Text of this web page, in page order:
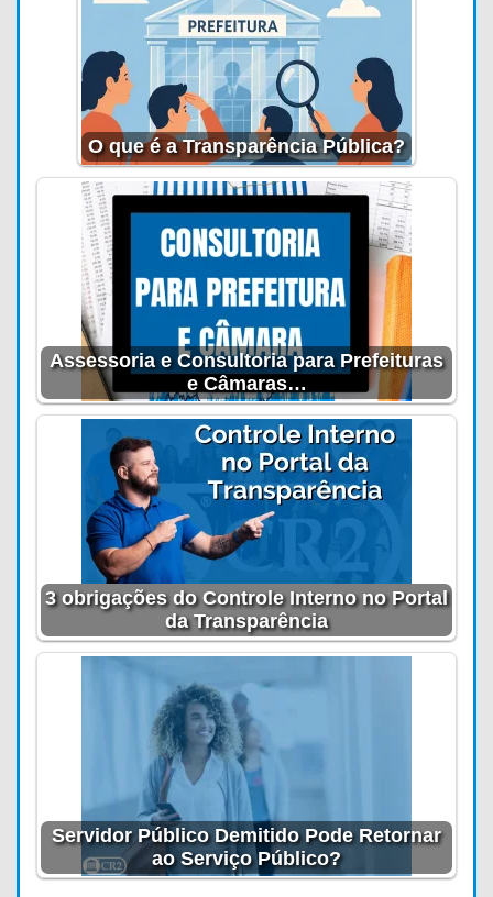
O que é a Transparência Pública?
Assessoria e Consultoria para Prefeituras
e Câmaras…
3 obrigações do Controle Interno no Portal
da Transparência
Servidor Público Demitido Pode Retornar
ao Serviço Público?